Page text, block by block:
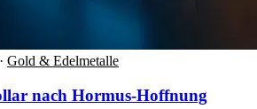
· Gold & Edelmetalle
nach Hormus-Hoffnung